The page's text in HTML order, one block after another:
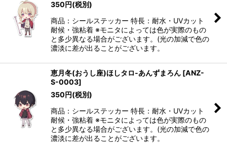
350円(税別)
商品：シールステッカー 特長：耐水・UVカット
耐候・強粘着 ※モニタによっては色が実際のもの
と多少異なる場合がございます。(光の加減で色の
濃淡に差が出ることがございます。
恵月冬(おうし座)ほしタロ-あんずまろん [ANZ-
S-0003]
350円(税別)
商品：シールステッカー 特長：耐水・UVカット
耐候・強粘着 ※モニタによっては色が実際のもの
と多少異なる場合がございます。(光の加減で色の
濃淡に差が出ることがございます。